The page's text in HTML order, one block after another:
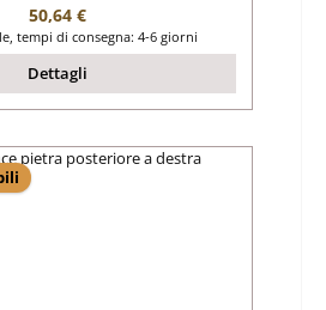
Prezzo normale:
50,64 €
tempi di consegna: 4-6 giorni
Dettagli